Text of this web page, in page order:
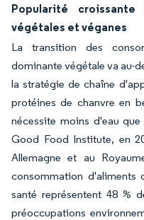
Popularité
végétales et véganes
La transition des
dominante végétale va au-
la stratégie de chaîne
protéines de chanvre en
nécessite moins d'eau
Good Food Institute, en
Allemagne et au
consommation d'aliments
santé représentent 48 %
préoccupations